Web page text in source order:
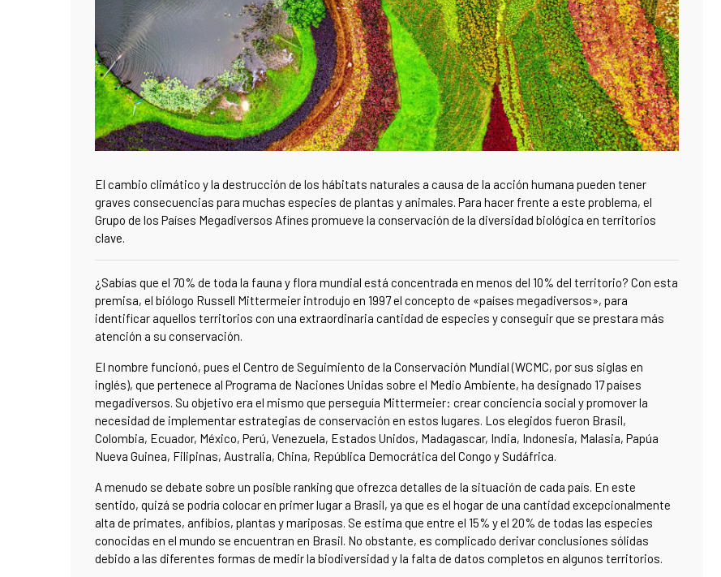
El cambio climático y la destrucción de los hábitats naturales a causa de la acción humana pueden tener
graves consecuencias para muchas especies de plantas y animales. Para hacer frente a este problema, el
Grupo de los Países Megadiversos Afines promueve la conservación de la diversidad biológica en territorios
clave.
¿Sabías que el 70% de toda la fauna y flora mundial está concentrada en menos del 10% del territorio? Con esta
premisa, el biólogo Russell Mittermeier introdujo en 1997 el concepto de «países megadiversos», para
identificar aquellos territorios con una extraordinaria cantidad de especies y conseguir que se prestara más
atención a su conservación.
El nombre funcionó, pues el Centro de Seguimiento de la Conservación Mundial (WCMC, por sus siglas en
inglés), que pertenece al Programa de Naciones Unidas sobre el Medio Ambiente, ha designado 17 países
megadiversos. Su objetivo era el mismo que perseguía Mittermeier: crear conciencia social y promover la
necesidad de implementar estrategias de conservación en estos lugares. Los elegidos fueron Brasil,
Colombia, Ecuador, México, Perú, Venezuela, Estados Unidos, Madagascar, India, Indonesia, Malasia, Papúa
Nueva Guinea, Filipinas, Australia, China, República Democrática del Congo y Sudáfrica.
A menudo se debate sobre un posible ranking que ofrezca detalles de la situación de cada país. En este
sentido, quizá se podría colocar en primer lugar a Brasil, ya que es el hogar de una cantidad excepcionalmente
alta de primates, anfibios, plantas y mariposas. Se estima que entre el 15% y el 20% de todas las especies
conocidas en el mundo se encuentran en Brasil. No obstante, es complicado derivar conclusiones sólidas
debido a las diferentes formas de medir la biodiversidad y la falta de datos completos en algunos territorios.